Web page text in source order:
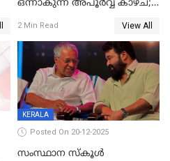
ഒന്നാകുന്ന അപൂര്‍വ്വ കാഴ്ച;
കാഴ്ചാനുഭവമൊരുക്കി
ശബരീ നന്ദനം
2 Min Read View All
KERALA
Posted On 20-12-2025
സംസ്ഥാന സ്കൂൾ